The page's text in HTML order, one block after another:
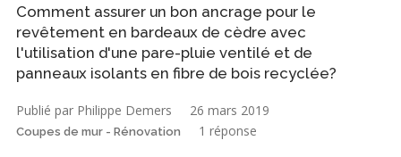
Comment assurer un bon ancrage pour le
revêtement en bardeaux de cèdre avec
l'utilisation d'une pare-pluie ventilé et de
panneaux isolants en fibre de bois recyclée?
Publié par Philippe Demers 26 mars 2019
Coupes de mur - Rénovation 1 réponse